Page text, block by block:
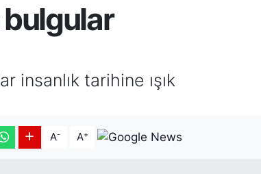
bulgular
insanlık tarihine ışık
A- A+